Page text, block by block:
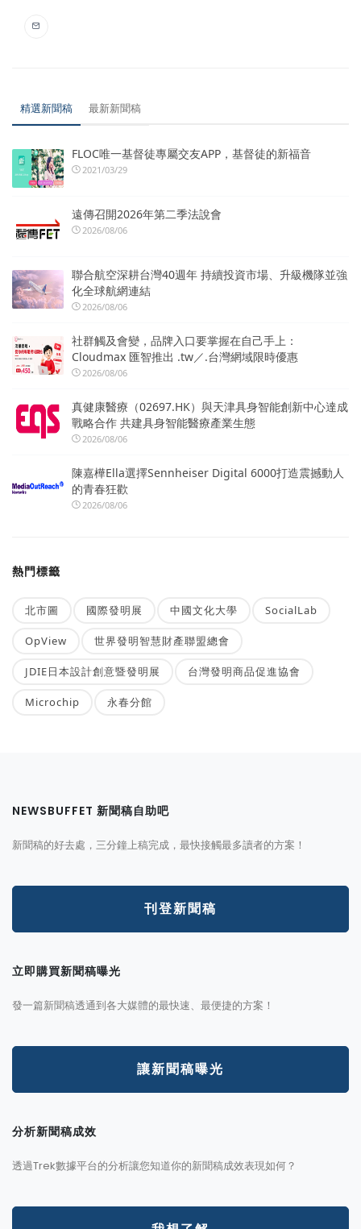
精選新聞稿 最新新聞稿
FLOC唯一基督徒專屬交友APP，基督徒的新福音
2021/03/29
遠傳召開2026年第二季法說會
2026/08/06
聯合航空深耕台灣40週年 持續投資市場、升級機隊並強
化全球航網連結
2026/08/06
社群觸及會變，品牌入口要掌握在自己手上：
Cloudmax 匯智推出 .tw／.台灣網域限時優惠
2026/08/06
真健康醫療（02697.HK）與天津具身智能創新中心達成
戰略合作 共建具身智能醫療產業生態
2026/08/06
陳嘉樺Ella選擇Sennheiser Digital 6000打造震撼動人
的青春狂歡
2026/08/06
熱門標籤
北市圖 國際發明展 中國文化大學 SocialLab
OpView 世界發明智慧財產聯盟總會
JDIE日本設計創意暨發明展 台灣發明商品促進協會
Microchip 永春分館
NEWSBUFFET 新聞稿自助吧
新聞稿的好去處，三分鐘上稿完成，最快接觸最多讀者的方案！
刊登新聞稿
立即購買新聞稿曝光
發一篇新聞稿透通到各大媒體的最快速、最便捷的方案！
讓新聞稿曝光
分析新聞稿成效
透過Trek數據平台的分析讓您知道你的新聞稿成效表現如何？